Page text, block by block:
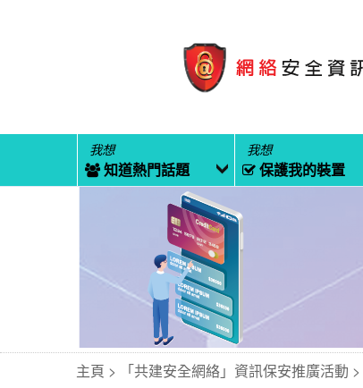
我想
知道熱門話題
我想
保護我的裝置
主頁 「共建安全網絡」資訊保安推廣活動